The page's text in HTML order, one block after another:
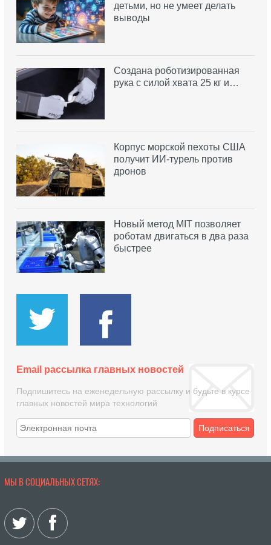
детьми, но не умеет делать
выводы
Создана роботизированная
рука с силой хвата 25 кг и…
Корпус морской пехоты США
получит ИИ-турель против
дронов
Новый метод MIT позволяет
роботам двигаться в два раза
быстрее
Email рассылка главных новостей
Подпишитесь на еженедельную рассылку и будьте в курсе
главных новостей мира технологий
Подписаться
МЫ В СОЦИАЛЬНЫХ СЕТЯХ: